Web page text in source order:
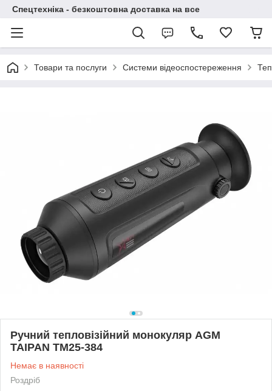
Спецтехніка - безкоштовна доставка на все
Товари та послуги Системи відеоспостереження
Ручний тепловізійний монокуляр AGM
TAIPAN TM25-384
Немає в наявності
Роздріб